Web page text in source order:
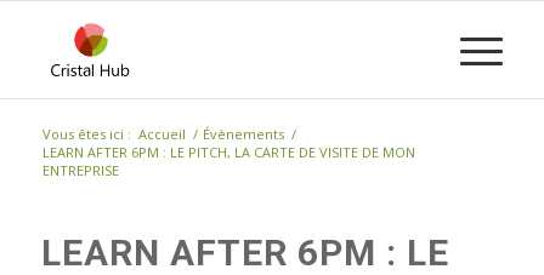
Vous êtes ici : Accueil / Évènements /
LEARN AFTER 6PM : LE PITCH, LA CARTE DE VISITE DE MON
ENTREPRISE
LEARN AFTER 6PM : LE